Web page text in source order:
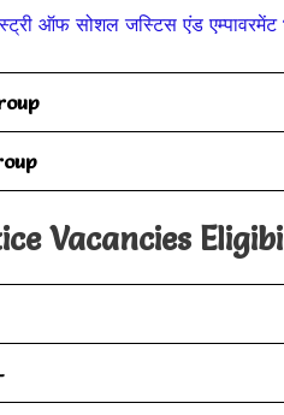
ऑफ सोशल जस्टिस एंड एम्पावरमेंट
Vacancies